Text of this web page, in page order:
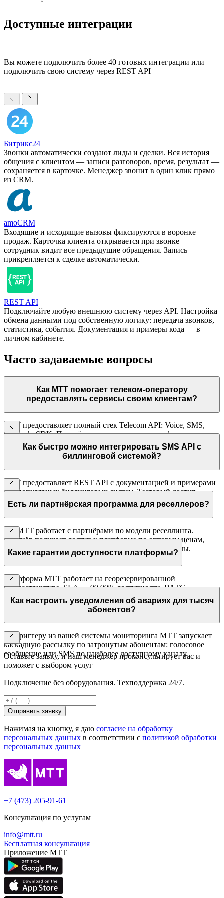
Доступные интеграции
Вы можете подключить более 40 готовых интеграции или
подключить свою систему через REST API
Битрикс24
Звонки автоматически создают лиды и сделки. Вся история
общения с клиентом — записи разговоров, время, результат —
сохраняется в карточке. Менеджер звонит в один клик прямо
из CRM.
amoCRM
Входящие и исходящие вызовы фиксируются в воронке
продаж. Карточка клиента открывается при звонке —
сотрудник видит все предыдущие обращения. Запись
прикрепляется к сделке автоматически.
REST API
Подключайте любую внешнюю систему через API. Настройка
обмена данными под собственную логику: передача звонков,
статистика, события. Документация и примеры кода — в
личном кабинете.
Часто задаваемые вопросы
Как МТТ помогает телеком-оператору
предоставлять сервисы своим клиентам?
МТТ предоставляет полный стек Telecom API: Voice, SMS,
Callback, SDK. Партнёры подключаются к платформе и
предоставляют эти возможности корпоративным клиентам
под своим брендом.
Как быстро можно интегрировать SMS API с
биллинговой системой?
МТТ предоставляет REST API с документацией и примерами
для популярных биллинговых систем. Тестовый доступ —
день. Полная интеграция — 1–2 недели.
Есть ли партнёрская программа для реселлеров?
Да. МТТ работает с партнёрами по модели реселлинга.
Партнёр получает доступ к платформе по оптовым ценам,
техническую поддержку и маркетинговые материалы.
Какие гарантии доступности платформы?
Платформа МТТ работает на георезервированной
инфраструктуре. SLA — 99,99% доступности. ВАТС
сертифицирована, имеет все необходимые лицензии
оператора связи.
Как настроить уведомления об авариях для тысяч
абонентов?
По триггеру из вашей системы мониторинга МТТ запускает
каскадную рассылку по затронутым абонентам: голосовое
сообщение или SMS по наиболее доступному каналу.
Оставьте заявку, и наш менеджер проконсультирует вас и
поможет с выбором услуг
Подключение без оборудования. Техподдержка 24/7.
Отправить заявку
Нажимая на кнопку, я даю согласие на обработку
персональных данных в соответствии с политикой обработки
персональных данных
+7 (473) 205-91-61
Консультация по услугам
info@mtt.ru
Бесплатная консультация
Приложение МТТ